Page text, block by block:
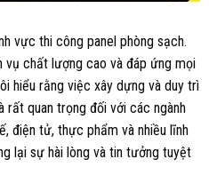
vực thi công panel phòng sạch.
chất lượng cao và đáp ứng mọi
hiểu rằng việc xây dựng và duy trì
rất quan trọng đối với các ngành
điện tử, thực phẩm và nhiều lĩnh
lại sự hài lòng và tin tưởng tuyệt